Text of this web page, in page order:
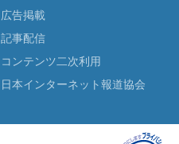
広告掲載
記事配信
コンテンツ二次利用
日本インターネット報道協会